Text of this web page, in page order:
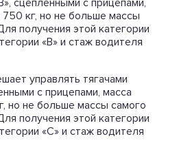
сцепленными с прицепами,
кг, но не больше массы
получения этой категории
«В» и стаж водителя
управлять тягачами
с прицепами, масса
но не больше массы самого
получения этой категории
«С» и стаж водителя